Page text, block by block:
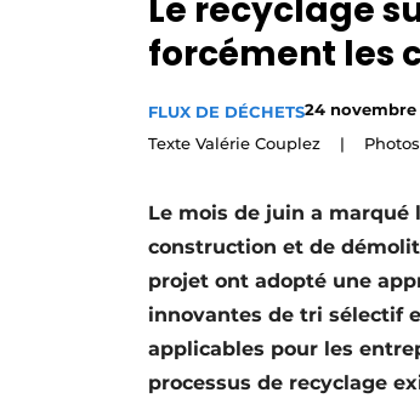
Podcasts
Privacy / Cookie
S’inscrire
Termes et conditions
Le recyclage
forcément les
FLUX DE DÉCHETS24 novembre
Texte Valérie Couplez | Photos
Le mois de juin a marqué
construction et de
projet ont adopté une
innovantes de tri sélectif
applicables pour les
processus de recyclage